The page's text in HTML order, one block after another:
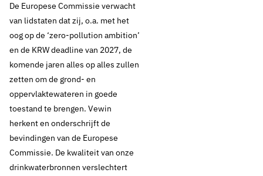
22 december 2021 Nieuws
De Europese Commissie verwacht
van lidstaten dat zij, o.a. met het
oog op de ‘zero-pollution ambition’
en de KRW deadline van 2027, de
komende jaren alles op alles zullen
zetten om de grond- en
oppervlaktewateren in goede
toestand te brengen. Vewin
herkent en onderschrijft de
bevindingen van de Europese
Commissie. De kwaliteit van onze
drinkwaterbronnen verslechtert